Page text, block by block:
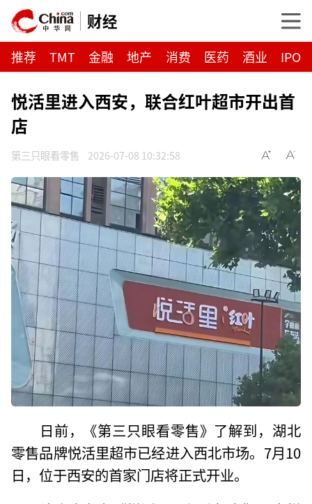
财经
推荐 TMT 金融 地产 消费 医药 酒业 IPO
悦活里进入西安，联合红叶超市开出首
店
第三只眼看零售 2026-07-08 10:32:58
日前，《第三只眼看零售》了解到，湖北
零售品牌悦活里超市已经进入西北市场。7月10
日，位于西安的首家门店将正式开业。